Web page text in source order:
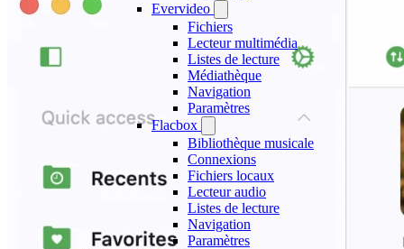
Evervideo
Fichiers
Lecteur multimédia
Listes de lecture
Médiathèque
Navigation
Paramètres
Flacbox
Bibliothèque musicale
Connexions
Fichiers locaux
Lecteur audio
Listes de lecture
Navigation
Paramètres